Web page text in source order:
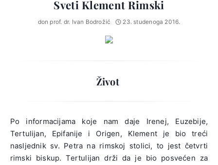
Sveti Klement Rimski
don prof. dr. Ivan Bodrožić 23. studenoga 2016.
Život
Po informacijama koje nam daje Irenej, Euzebije,
Tertulijan, Epifanije i Origen, Klement je bio treći
nasljednik sv. Petra na rimskoj stolici, to jest četvrti
rimski biskup. Tertulijan drži da je bio posvećen za